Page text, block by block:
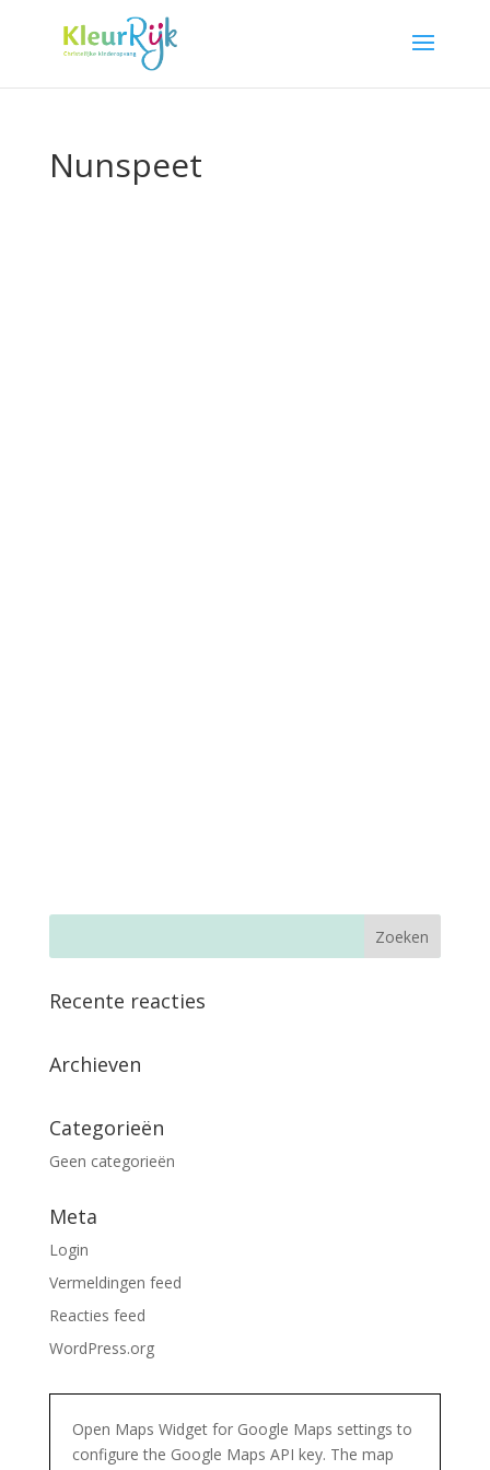
Nunspeet
Recente reacties
Archieven
Categorieën
Geen categorieën
Meta
Login
Vermeldingen feed
Reacties feed
WordPress.org
Open Maps Widget for Google Maps settings to
configure the Google Maps API key. The map